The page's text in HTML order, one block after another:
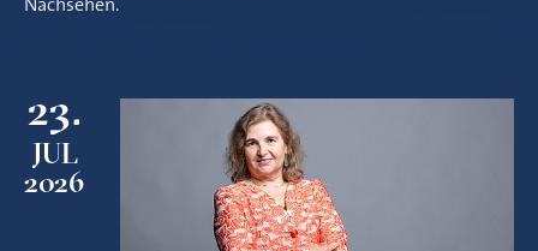
23.
JUL
2026